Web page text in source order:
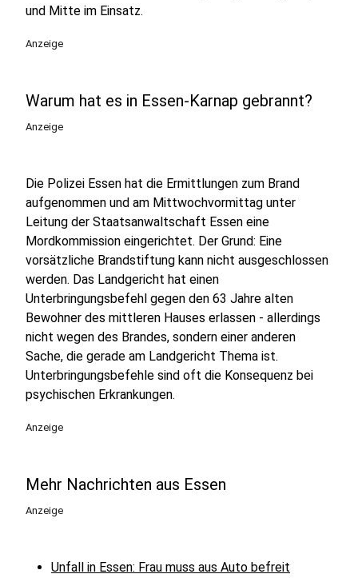
und Mitte im Einsatz.
Anzeige
Warum hat es in Essen-Karnap gebrannt?
Anzeige
Die Polizei Essen hat die Ermittlungen zum Brand
aufgenommen und am Mittwochvormittag unter
Leitung der Staatsanwaltschaft Essen eine
Mordkommission eingerichtet. Der Grund: Eine
vorsätzliche Brandstiftung kann nicht ausgeschlossen
werden. Das Landgericht hat einen
Unterbringungsbefehl gegen den 63 Jahre alten
Bewohner des mittleren Hauses erlassen - allerdings
nicht wegen des Brandes, sondern einer anderen
Sache, die gerade am Landgericht Thema ist.
Unterbringungsbefehle sind oft die Konsequenz bei
psychischen Erkrankungen.
Anzeige
Mehr Nachrichten aus Essen
Anzeige
Unfall in Essen: Frau muss aus Auto befreit